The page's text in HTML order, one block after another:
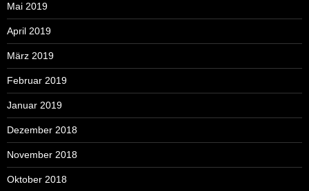
Mai 2019
April 2019
März 2019
Februar 2019
Januar 2019
Dezember 2018
November 2018
Oktober 2018